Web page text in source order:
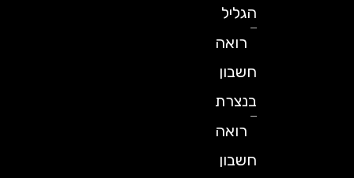
הגליל
רואה
חשבון
בנצרת
רואה
חשבון